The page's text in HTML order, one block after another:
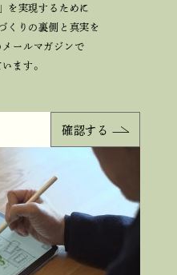
を実現するために
くりの裏側と真実を
ールマガジンで
ます。